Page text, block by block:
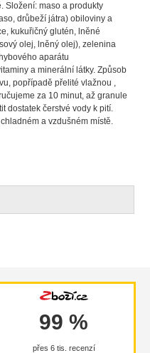
Složení: maso a produkty
drůbeží játra) obiloviny a
kukuřičný glutén, lněné
olej, lněný olej), zelenina
aparátu
a minerální látky. Způsob
popřípadě přelité vlažnou ,
za 10 minut, až granule
dostatek čerstvé vody k pití.
a vzdušném místě.
99 %
přes 6 tis. recenzí